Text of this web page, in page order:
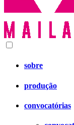
sobre
produção
convocatórias